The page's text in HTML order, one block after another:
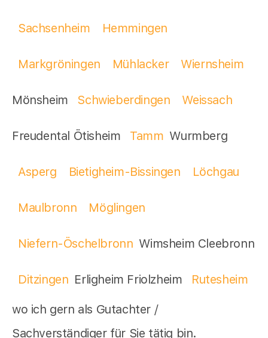
Sachsenheim Hemmingen
Markgröningen Mühlacker Wiernsheim
Mönsheim Schwieberdingen Weissach
Freudental Ötisheim Tamm Wurmberg
Asperg Bietigheim-Bissingen Löchgau
Maulbronn Möglingen
Niefern-Öschelbronn Wimsheim Cleebronn
Ditzingen Erligheim Friolzheim Rutesheim
wo ich gern als Gutachter /
Sachverständiger für Sie tätig bin.